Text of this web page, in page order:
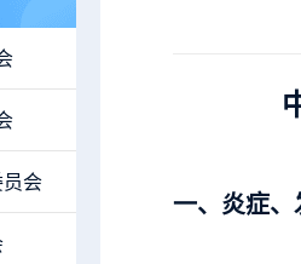
会
一、炎症